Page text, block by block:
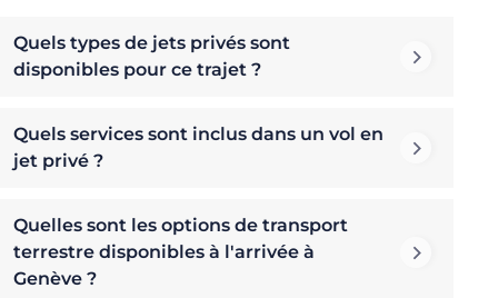
Quels types de jets privés sont
disponibles pour ce trajet ?
Quels services sont inclus dans un vol en
jet privé ?
Quelles sont les options de transport
terrestre disponibles à l'arrivée à
Genève ?